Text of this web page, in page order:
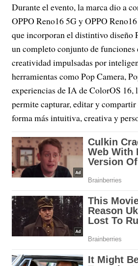
Durante el evento, la marca dio a
OPPO Reno16 5G y OPPO
que incorporan el distintivo diseño
un completo conjunto de
creatividad impulsadas por
herramientas como Pop Camera,
experiencias de IA de ColorOS 16,
permite capturar, editar y
forma más intuitiva, creativa y